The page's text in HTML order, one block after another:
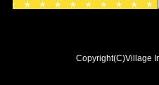
Copyright(C)Village